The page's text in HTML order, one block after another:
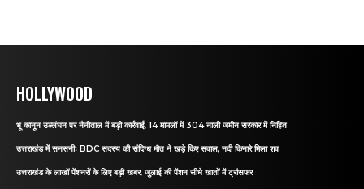
HOLLYWOOD
भू कानून उल्लंघन पर नैनीताल में बड़ी कार्रवाई, 14 मामलों में 304 नाली जमीन सरकार में निहित
उत्तराखंड में सनसनीः BDC सदस्य की संदिग्ध मौत ने खड़े किए सवाल, नदी किनारे मिला शव
उत्तराखंड के लाखों पेंशनरों के लिए बड़ी खबर, जुलाई की पेंशन सीधे खातों में ट्रांसफर